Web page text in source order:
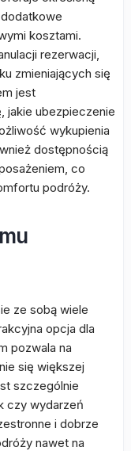
kosztami.
rezerwacji,
zmieniających się
jest
jakie ubezpieczenie
wykupienia
dostępnością
co
podróży.
ze sobą wiele
opcja dla
pozwala na
się większej
szczególnie
czy wydarzeń
i dobrze
nawet na